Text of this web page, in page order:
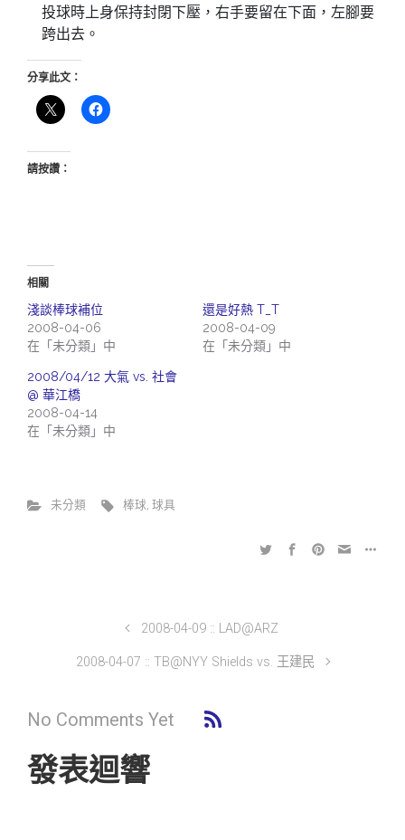
投球時上身保持封閉下壓，右手要留在下面，左腳要
跨出去。
分享此文：
請按讚：
相關
淺談棒球補位
2008-04-06
在「未分類」中
還是好熱 T_T
2008-04-09
在「未分類」中
2008/04/12 大氣 vs. 社會
@ 華江橋
2008-04-14
在「未分類」中
未分類 棒球,球具
2008-04-09 :: LAD@ARZ
2008-04-07 :: TB@NYY Shields vs. 王建民
No Comments Yet
發表迴響